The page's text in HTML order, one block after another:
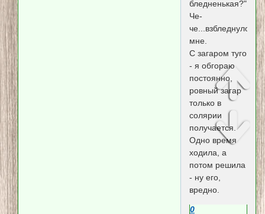
бледненькая?".
Че-
че...взбледнулось
мне.
С загаром туго
- я обгораю
постоянно,
ровный загар
только в
солярии
получается.
Одно время
ходила, а
потом решила
- ну его,
вредно.
0